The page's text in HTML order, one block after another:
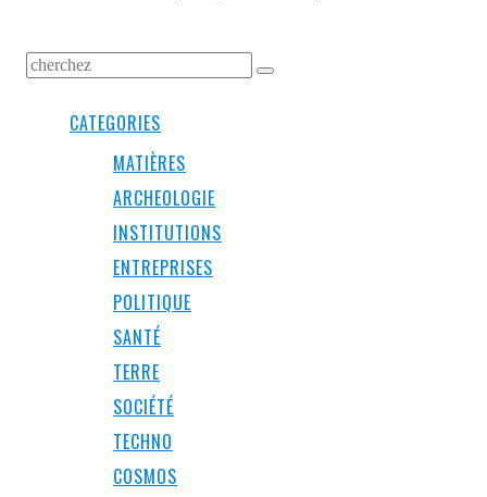
CATEGORIES
MATIÈRES
ARCHEOLOGIE
INSTITUTIONS
ENTREPRISES
POLITIQUE
SANTÉ
TERRE
SOCIÉTÉ
TECHNO
COSMOS